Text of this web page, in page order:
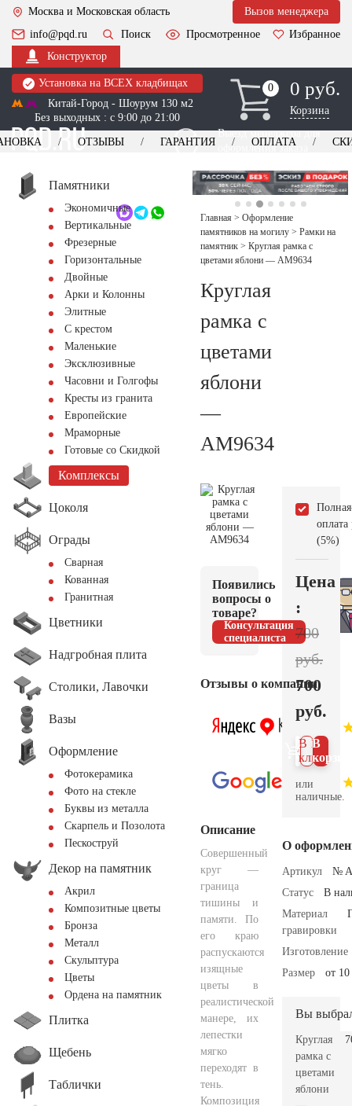
Москва и Московская область
Вызов менеджера
info@pqd.ru
Поиск Просмотренное
Избранное
Конструктор
Установка на ВСЕХ кладбищах
Китай-Город - Шоурум 130 м2
Без выходных : с 9:00 до 21:00
0
0 0 руб.
Корзина
Выезд менеджера для
оформления заказа
+7 (495) 518-44-23
Обратный звонок
ОТЗЫВЫ ГАРАНТИЯ ОПЛАТА
Памятники
Экономичные
Вертикальные
Фрезерные
Горизонтальные
Двойные
Арки и Колонны
Элитные
С крестом
Маленькие
Эксклюзивные
Часовни и Голгофы
Кресты из гранита
Европейские
Мраморные
Готовые со Скидкой
Комплексы
Цоколя
Ограды
Сварная
Кованная
Гранитная
Цветники
Надгробная плита
Столики, Лавочки
Вазы
Оформление
Фотокерамика
Фото на стекле
Буквы из металла
Скарпель и Позолота
Пескоструй
Декор на памятник
Акрил
Композитные цветы
Бронза
Металл
Скульптура
Цветы
Ордена на памятник
Плитка
Щебень
Таблички
Главная > Оформление
памятников на могилу > Рамки на
памятник > Круглая рамка с
цветами яблони — AM9634
Круглая
рамка с
цветами
яблони
—
AM9634
Появились
вопросы о
товаре?
Консультация
специалиста
Отзывы о компании
Описание
Совершенный
круг —
граница
тишины и
памяти. По
его краю
распускаются
изящные
цветы в
реалистической
манере, их
лепестки
мягко
переходят в
тень.
Композиция
Полная
оплата
(5%)
Цена
:
700
руб.
700
руб.
В
В 1
клик
или
наличные.
О
Артикул
№
Статус
В
Материал
гравировки
Изготовление
Размер
от
Вы
Круглая
рамка с
цветами
яблони